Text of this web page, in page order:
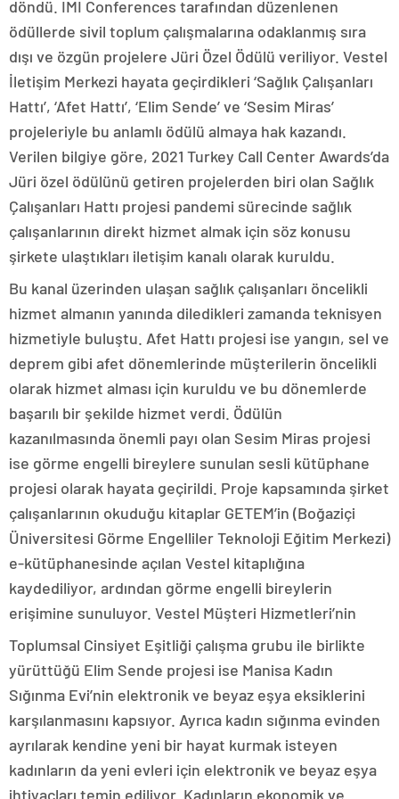
döndü. IMI Conferences tarafından düzenlenen
ödüllerde sivil toplum çalışmalarına odaklanmış sıra
dışı ve özgün projelere Jüri Özel Ödülü veriliyor. Vestel
İletişim Merkezi hayata geçirdikleri ‘Sağlık Çalışanları
Hattı’, ‘Afet Hattı’, ‘Elim Sende’ ve ‘Sesim Miras’
projeleriyle bu anlamlı ödülü almaya hak kazandı.
Verilen bilgiye göre, 2021 Turkey Call Center Awards’da
Jüri özel ödülünü getiren projelerden biri olan Sağlık
Çalışanları Hattı projesi pandemi sürecinde sağlık
çalışanlarının direkt hizmet almak için söz konusu
şirkete ulaştıkları iletişim kanalı olarak kuruldu.
Bu kanal üzerinden ulaşan sağlık çalışanları öncelikli
hizmet almanın yanında diledikleri zamanda teknisyen
hizmetiyle buluştu. Afet Hattı projesi ise yangın, sel ve
deprem gibi afet dönemlerinde müşterilerin öncelikli
olarak hizmet alması için kuruldu ve bu dönemlerde
başarılı bir şekilde hizmet verdi. Ödülün
kazanılmasında önemli payı olan Sesim Miras projesi
ise görme engelli bireylere sunulan sesli kütüphane
projesi olarak hayata geçirildi. Proje kapsamında şirket
çalışanlarının okuduğu kitaplar GETEM’in (Boğaziçi
Üniversitesi Görme Engelliler Teknoloji Eğitim Merkezi)
e-kütüphanesinde açılan Vestel kitaplığına
kaydediliyor, ardından görme engelli bireylerin
erişimine sunuluyor. Vestel Müşteri Hizmetleri’nin
Toplumsal Cinsiyet Eşitliği çalışma grubu ile birlikte
yürüttüğü Elim Sende projesi ise Manisa Kadın
Sığınma Evi’nin elektronik ve beyaz eşya eksiklerini
karşılanmasını kapsıyor. Ayrıca kadın sığınma evinden
ayrılarak kendine yeni bir hayat kurmak isteyen
kadınların da yeni evleri için elektronik ve beyaz eşya
ihtiyaçları temin ediliyor. Kadınların ekonomik ve